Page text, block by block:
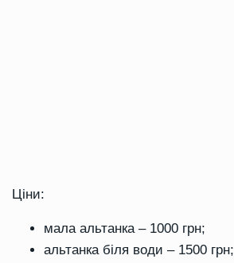
Ціни:
мала альтанка – 1000 грн;
альтанка біля води – 1500 грн;